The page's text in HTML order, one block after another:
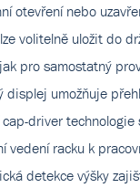
otevření nebo
volitelně uložit do
pro samostatný
displej umožňuje
driver technologie
vedení racku k
detekce výšky